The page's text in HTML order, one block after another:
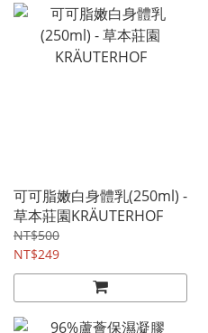
可可脂嫩白身體乳(250ml) -
草本莊園KRÄUTERHOF
NT$500
NT$249